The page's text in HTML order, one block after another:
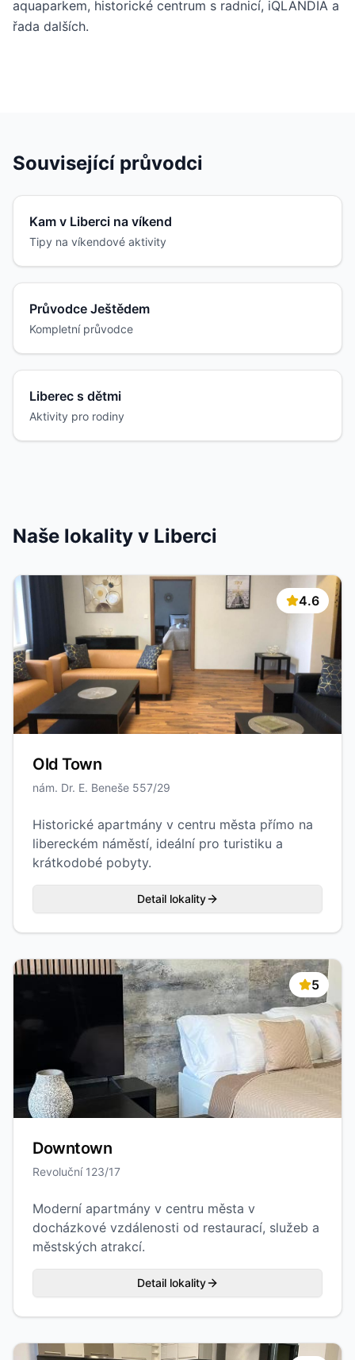
aquaparkem, historické centrum s radnicí, iQLANDIA a
řada dalších.
Související průvodci
Kam v Liberci na víkend
Tipy na víkendové aktivity
Průvodce Ještědem
Kompletní průvodce
Liberec s dětmi
Aktivity pro rodiny
Naše lokality v Liberci
4.6
Old Town
nám. Dr. E. Beneše 557/29
Historické apartmány v centru města přímo na
libereckém náměstí, ideální pro turistiku a
krátkodobé pobyty.
Detail lokality
5
Downtown
Revoluční 123/17
Moderní apartmány v centru města v
docházkové vzdálenosti od restaurací, služeb a
městských atrakcí.
Detail lokality